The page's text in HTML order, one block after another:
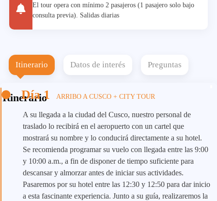
El tour opera con mínimo 2 pasajeros (1 pasajero solo bajo
consulta previa). Salidas diarias
Itinerario Datos de interés Preguntas
Itinerario
Día 1 ARRIBO A CUSCO + CITY TOUR
A su llegada a la ciudad del Cusco, nuestro personal de
traslado lo recibirá en el aeropuerto con un cartel que
mostrará su nombre y lo conducirá directamente a su hotel.
Se recomienda programar su vuelo con llegada entre las 9:00
y 10:00 a.m., a fin de disponer de tiempo suficiente para
descansar y almorzar antes de iniciar sus actividades.
Pasaremos por su hotel entre las 12:30 y 12:50 para dar inicio
a esta fascinante experiencia. Junto a su guía, realizaremos la